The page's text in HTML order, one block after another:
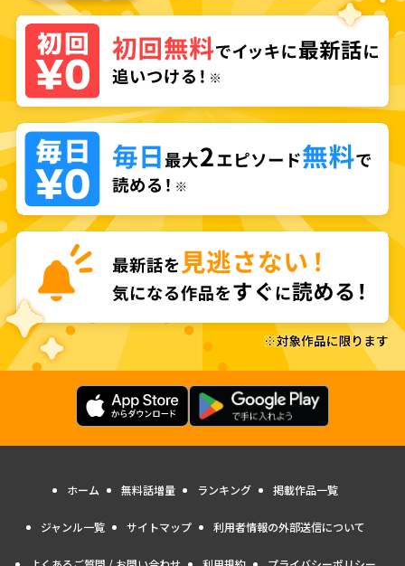
ホーム 無料話増量 ランキング 掲載作品一覧
ジャンル一覧 サイトマップ 利用者情報の外部送信について